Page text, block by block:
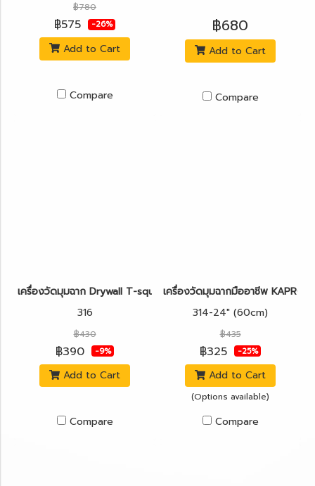
฿780
฿575 -26%
Add to Cart
Compare
฿680
Add to Cart
Compare
เครื่องวัดมุมฉาก Drywall T-square 36" (90cm) KAPRO รุ่น 316
316
฿430
฿390 -9%
Add to Cart
Compare
เครื่องวัดมุมฉากมืออาชีพ KAPRO
314-24" (60cm)
฿435
฿325 -25%
Add to Cart
(Options available)
Compare